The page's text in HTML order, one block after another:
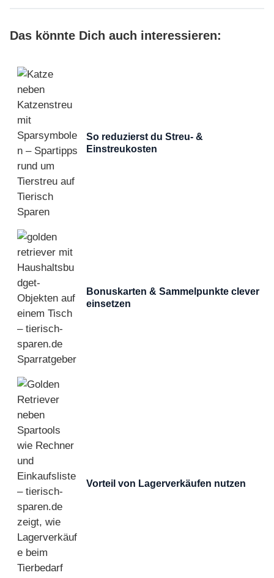
Das könnte Dich auch interessieren:
So reduzierst du Streu- &
Einstreukosten
Bonuskarten & Sammelpunkte clever
einsetzen
Vorteil von Lagerverkäufen nutzen